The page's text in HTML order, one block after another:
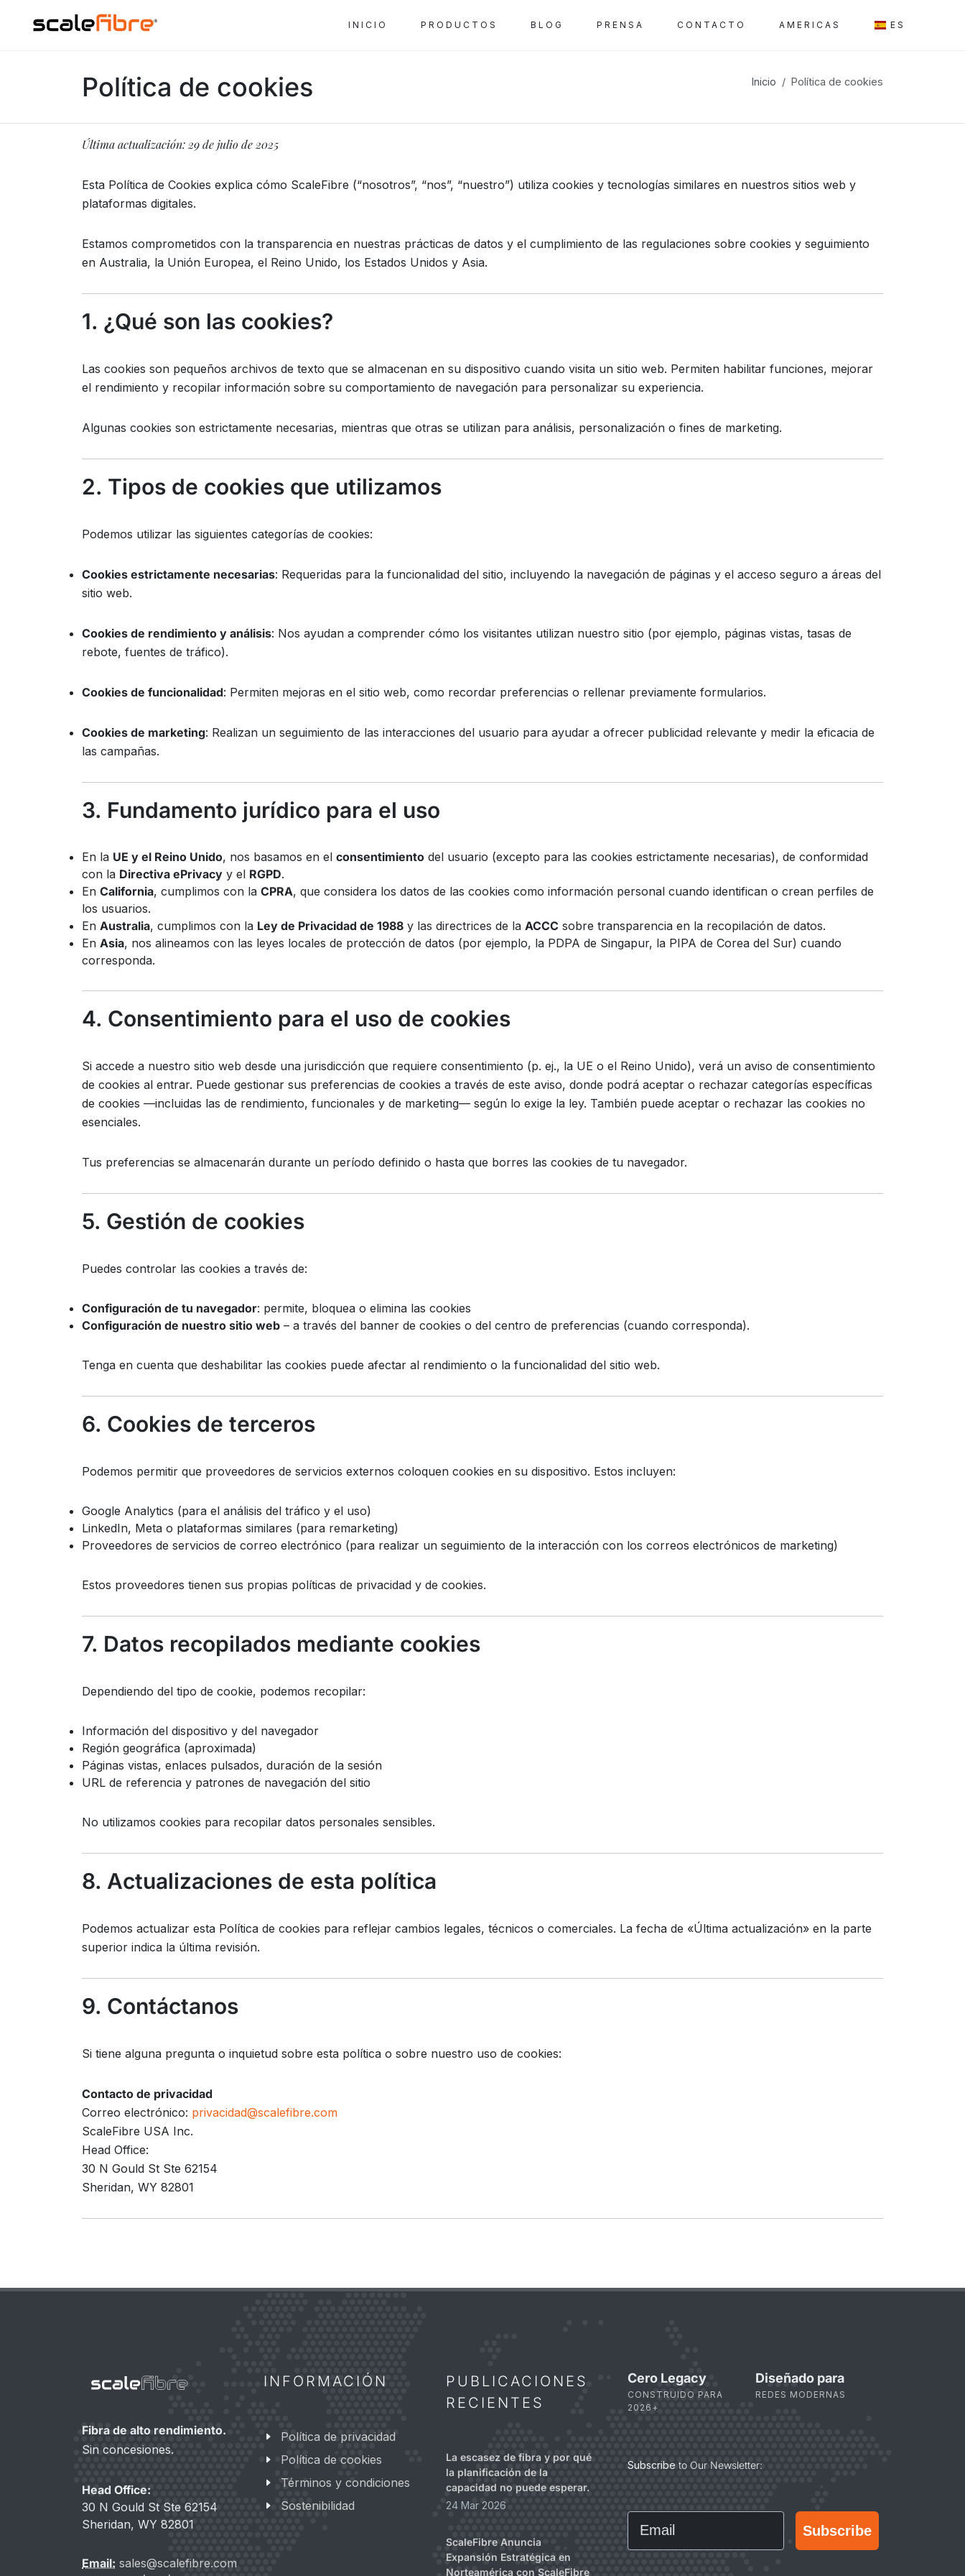
INICIO PRODUCTOS BLOG PRENSA CONTACTO AMERICAS ES
Política de cookies Inicio Política de cookies
Última actualización: 29 de julio de 2025
Esta Política de Cookies explica cómo ScaleFibre (“nosotros”, “nos”, “nuestro”) utiliza cookies y tecnologías similares en nuestros sitios web y
plataformas digitales.
Estamos comprometidos con la transparencia en nuestras prácticas de datos y el cumplimiento de las regulaciones sobre cookies y seguimiento
en Australia, la Unión Europea, el Reino Unido, los Estados Unidos y Asia.
1. ¿Qué son las cookies?
Las cookies son pequeños archivos de texto que se almacenan en su dispositivo cuando visita un sitio web. Permiten habilitar funciones, mejorar
el rendimiento y recopilar información sobre su comportamiento de navegación para personalizar su experiencia.
Algunas cookies son estrictamente necesarias, mientras que otras se utilizan para análisis, personalización o fines de marketing.
2. Tipos de cookies que utilizamos
Podemos utilizar las siguientes categorías de cookies:
Cookies estrictamente necesarias: Requeridas para la funcionalidad del sitio, incluyendo la navegación de páginas y el acceso seguro a áreas del
sitio web.
Cookies de rendimiento y análisis: Nos ayudan a comprender cómo los visitantes utilizan nuestro sitio (por ejemplo, páginas vistas, tasas de
rebote, fuentes de tráfico).
Cookies de funcionalidad: Permiten mejoras en el sitio web, como recordar preferencias o rellenar previamente formularios.
Cookies de marketing: Realizan un seguimiento de las interacciones del usuario para ayudar a ofrecer publicidad relevante y medir la eficacia de
las campañas.
3. Fundamento jurídico para el uso
En la UE y el Reino Unido, nos basamos en el consentimiento del usuario (excepto para las cookies estrictamente necesarias), de conformidad
con la Directiva ePrivacy y el RGPD.
En California, cumplimos con la CPRA, que considera los datos de las cookies como información personal cuando identifican o crean perfiles de
los usuarios.
En Australia, cumplimos con la Ley de Privacidad de 1988 y las directrices de la ACCC sobre transparencia en la recopilación de datos.
En Asia, nos alineamos con las leyes locales de protección de datos (por ejemplo, la PDPA de Singapur, la PIPA de Corea del Sur) cuando
corresponda.
4. Consentimiento para el uso de cookies
Si accede a nuestro sitio web desde una jurisdicción que requiere consentimiento (p. ej., la UE o el Reino Unido), verá un aviso de consentimiento
de cookies al entrar. Puede gestionar sus preferencias de cookies a través de este aviso, donde podrá aceptar o rechazar categorías específicas
de cookies —incluidas las de rendimiento, funcionales y de marketing— según lo exige la ley. También puede aceptar o rechazar las cookies no
esenciales.
Tus preferencias se almacenarán durante un período definido o hasta que borres las cookies de tu navegador.
5. Gestión de cookies
Puedes controlar las cookies a través de:
Configuración de tu navegador: permite, bloquea o elimina las cookies
Configuración de nuestro sitio web – a través del banner de cookies o del centro de preferencias (cuando corresponda).
Tenga en cuenta que deshabilitar las cookies puede afectar al rendimiento o la funcionalidad del sitio web.
6. Cookies de terceros
Podemos permitir que proveedores de servicios externos coloquen cookies en su dispositivo. Estos incluyen:
Google Analytics (para el análisis del tráfico y el uso)
LinkedIn, Meta o plataformas similares (para remarketing)
Proveedores de servicios de correo electrónico (para realizar un seguimiento de la interacción con los correos electrónicos de marketing)
Estos proveedores tienen sus propias políticas de privacidad y de cookies.
7. Datos recopilados mediante cookies
Dependiendo del tipo de cookie, podemos recopilar:
Información del dispositivo y del navegador
Región geográfica (aproximada)
Páginas vistas, enlaces pulsados, duración de la sesión
URL de referencia y patrones de navegación del sitio
No utilizamos cookies para recopilar datos personales sensibles.
8. Actualizaciones de esta política
Podemos actualizar esta Política de cookies para reflejar cambios legales, técnicos o comerciales. La fecha de «Última actualización» en la parte
superior indica la última revisión.
9. Contáctanos
Si tiene alguna pregunta o inquietud sobre esta política o sobre nuestro uso de cookies:
Contacto de privacidad
Correo electrónico: privacidad@scalefibre.com
ScaleFibre USA Inc.
Head Office:
30 N Gould St Ste 62154
Sheridan, WY 82801
Fibra de alto rendimiento.
Sin concesiones.
Head Office:
30 N Gould St Ste 62154
Sheridan, WY 82801
Email: sales@scalefibre.com
INFORMACIÓN
Política de privacidad
Política de cookies
Términos y condiciones
Sostenibilidad
PUBLICACIONES
RECIENTES
La escasez de fibra y por qué
la planificación de la
capacidad no puede esperar.
24 Mar 2026
ScaleFibre Anuncia
Expansión Estratégica en
Norteamérica con ScaleFibre
Cero Legacy
CONSTRUIDO PARA
2026+
Diseñado para
REDES MODERNAS
Subscribe to Our Newsletter:
Email
Subscribe